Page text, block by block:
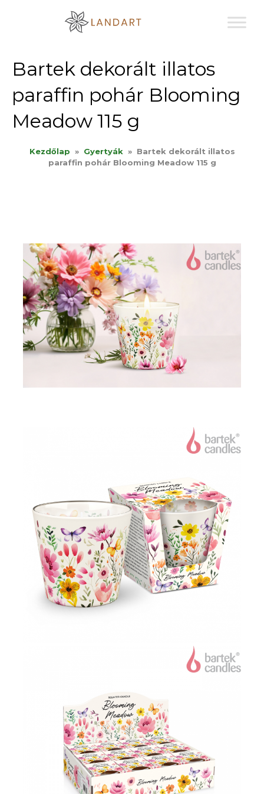
Bartek dekorált illatos
paraffin pohár Blooming
Meadow 115 g
Kezdőlap » Gyertyák » Bartek dekorált illatos
paraffin pohár Blooming Meadow 115 g